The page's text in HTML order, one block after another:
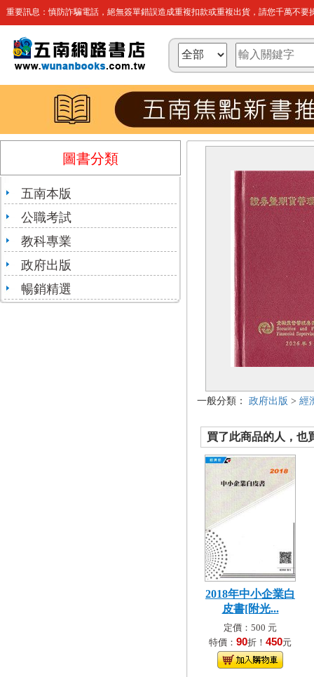
重要訊息：慎防詐騙電話，絕無簽單錯誤造成重複扣款或重複出貨，請您千萬不要
圖書分類
五南本版
公職考試
教科專業
政府出版
暢銷精選
一般分類： 政府出版 > 經
買了此商品的人，也
2018年中小企業白
皮書[附光...
定價：500 元
特價： 90折！ 450元